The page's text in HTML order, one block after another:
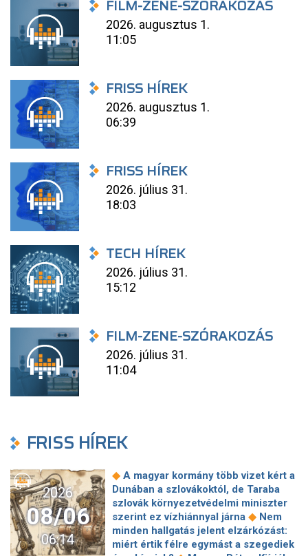
FILM-ZENE-SZÓRAKOZÁS
2026. augusztus 1.
11:05
FRISS HÍREK
2026. augusztus 1.
06:39
FRISS HÍREK
2026. július 31.
18:03
TECH HÍREK
2026. július 31.
15:12
FILM-ZENE-SZÓRAKOZÁS
2026. július 31.
11:04
FRISS HÍREK
2026
08/06
06:14
◆ A magyar kormány több vizet kért a
Dunában a szlovákoktól, de Taraba
szlovák környezetvédelmi miniszter
szerint ez vízhiánnyal járna ◆ Nem
minden hallgatás jelent elzárkózást:
miért értik félre egymást a szegediek